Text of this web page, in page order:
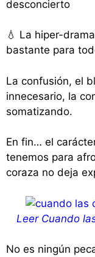
desconcierto
💧 La hiper-
bastante para
La confusión, el
innecesario, la
somatizando.
En fin… el
tenemos para
coraza no deja
Leer Cuando
No es ningún